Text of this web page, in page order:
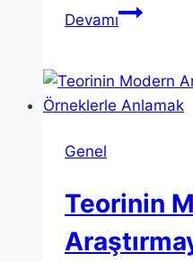
DevamıEnerji
Değişimi
ve
Genel
Teorinin